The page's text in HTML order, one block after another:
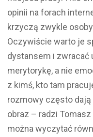
opinii na forach
krzyczą zwykle
Oczywiście warto je
dystansem i zwracać
merytorykę, a nie
z kimś, kto tam
rozmowy często
obraz – radzi
można wyczytać